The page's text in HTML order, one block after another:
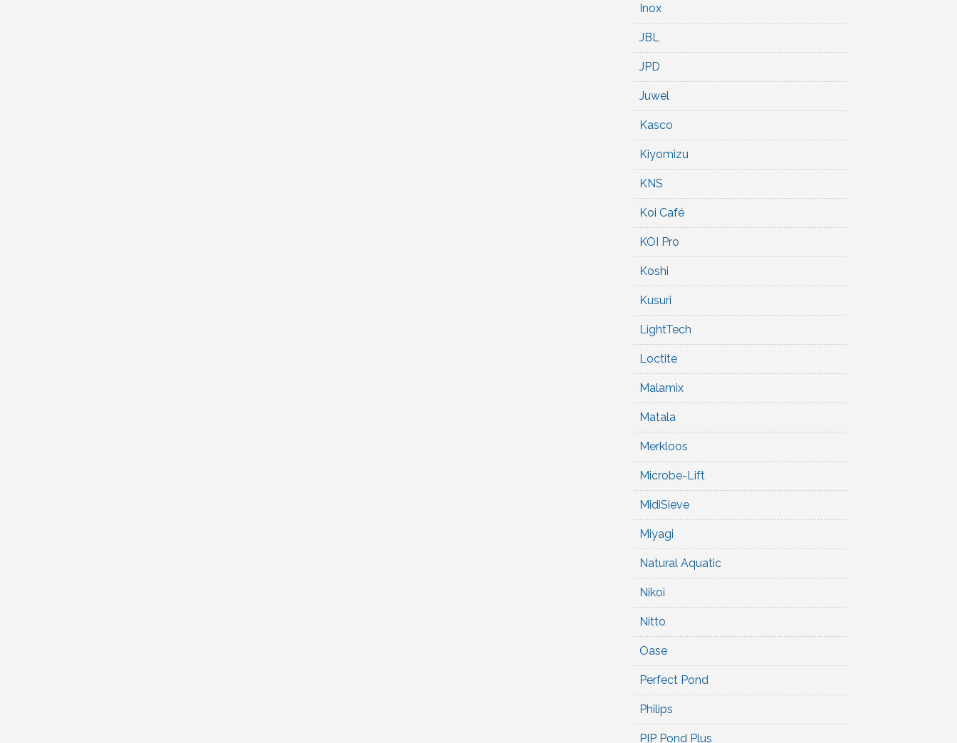
Inox
JBL
JPD
Juwel
Kasco
Kiyomizu
KNS
Koi Café
KOI Pro
Koshi
Kusuri
LightTech
Loctite
Malamix
Matala
Merkloos
Microbe-Lift
MidiSieve
Miyagi
Natural Aquatic
Nikoi
Nitto
Oase
Perfect Pond
Philips
PIP Pond Plus